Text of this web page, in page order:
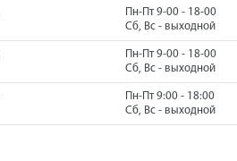
Пн-Пт 9-00 - 18-00
Сб, Вс - выходной
Пн-Пт 9-00 - 18-00
Сб, Вс - выходной
Пн-Пт 9:00 - 18:00
Сб, Вс - выходной